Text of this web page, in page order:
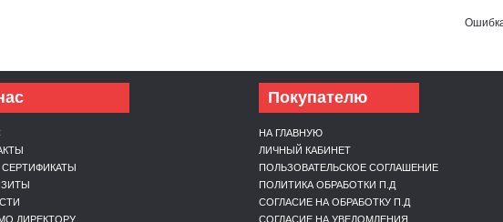
ДИРЕКТОРУ
Покупателю
НА ГЛАВНУЮ
ЛИЧНЫЙ КАБИНЕТ
ПОЛЬЗОВАТЕЛЬСКОЕ СОГЛАШЕНИЕ
ПОЛИТИКА ОБРАБОТКИ П.Д
СОГЛАСИЕ НА ОБРАБОТКУ П.Д
СОГЛАСИЕ НА УВЕДОМЛЕНИЯ